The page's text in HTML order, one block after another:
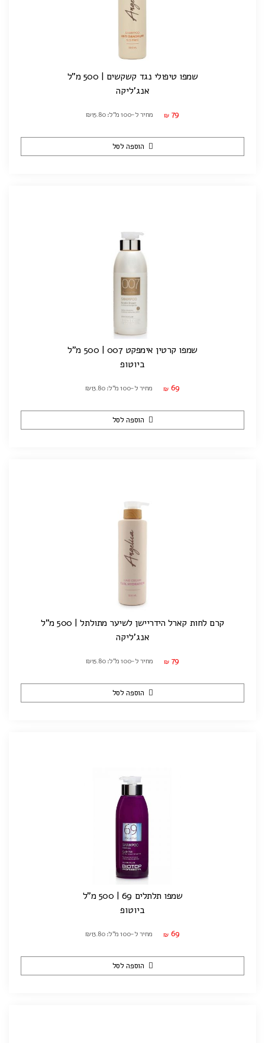
שמפו טיפולי נגד קשקשים | 500 מ"ל
אנג'ליקה
₪ 79 מחיר ל-100 מ"ל: ₪15.80
הוספה לסל
שמפו קרטין אימפקט 007 | 500 מ"ל
ביוטופ
₪ 69 מחיר ל-100 מ"ל: ₪13.80
הוספה לסל
קרם לחות קארל הידריישן לשיער מתולתל | 500 מ"ל
אנג'ליקה
₪ 79 מחיר ל-100 מ"ל: ₪15.80
הוספה לסל
שמפו תלתלים 69 | 500 מ"ל
ביוטופ
₪ 69 מחיר ל-100 מ"ל: ₪13.80
הוספה לסל